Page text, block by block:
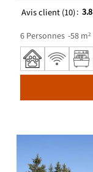
Avis client(10) 3.8
6 Personnes 58 m²